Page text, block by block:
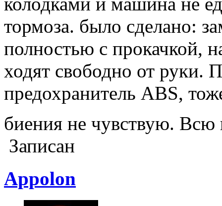
тормоза. было сделано:
полностью с прокачкой,
ходят свободно от руки.
предохранитель ABS,
биения не чувствую. Всю
Записан
Appolon